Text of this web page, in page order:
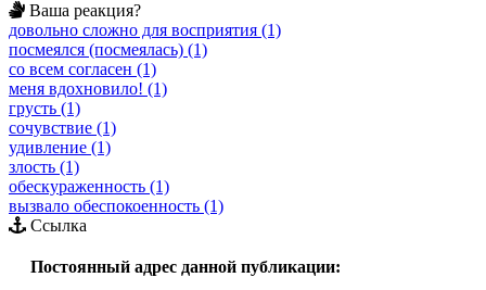
Ваша реакция?
довольно сложно для восприятия (1)
посмеялся (посмеялась) (1)
со всем согласен (1)
меня вдохновило! (1)
грусть (1)
сочувствие (1)
удивление (1)
злость (1)
обескураженность (1)
вызвало обеспокоенность (1)
Ссылка
Постоянный адрес данной публикации: